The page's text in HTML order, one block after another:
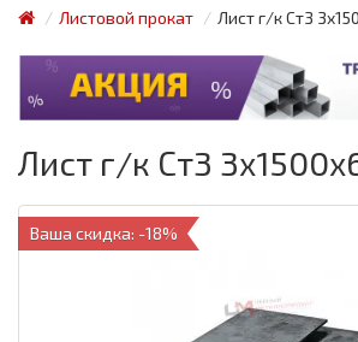
Листовой прокат Лист г/к Ст3
Лист г/к Ст3
Ваша скидка: -18%